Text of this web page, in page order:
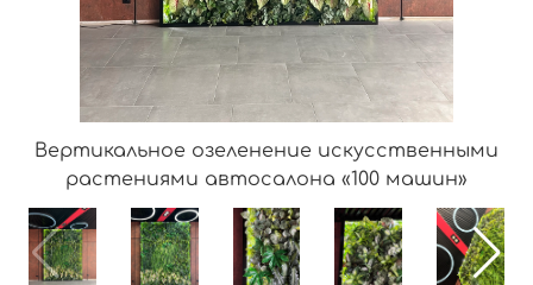
Вертикальное озеленение искусственными
растениями автосалона «100 машин»